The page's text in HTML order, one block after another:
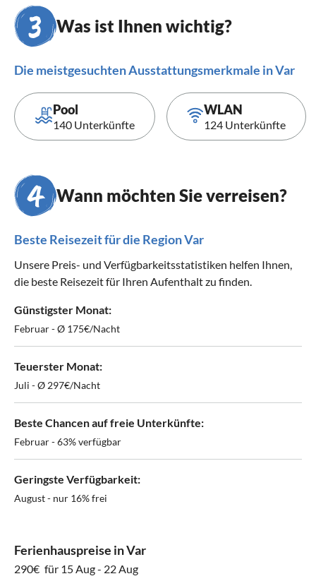
Was ist Ihnen wichtig?
Die meistgesuchten Ausstattungsmerkmale in Var
Pool
140 Unterkünfte
WLAN
124 Unterkünfte
Wann möchten Sie verreisen?
Beste Reisezeit für die Region Var
Unsere Preis- und Verfügbarkeitsstatistiken helfen Ihnen,
die beste Reisezeit für Ihren Aufenthalt zu finden.
Günstigster Monat:
Februar - Ø 175€/Nacht
Teuerster Monat:
Juli - Ø 297€/Nacht
Beste Chancen auf freie Unterkünfte:
Februar - 63% verfügbar
Geringste Verfügbarkeit:
August - nur 16% frei
Ferienhauspreise in Var
290€ für 15 Aug - 22 Aug